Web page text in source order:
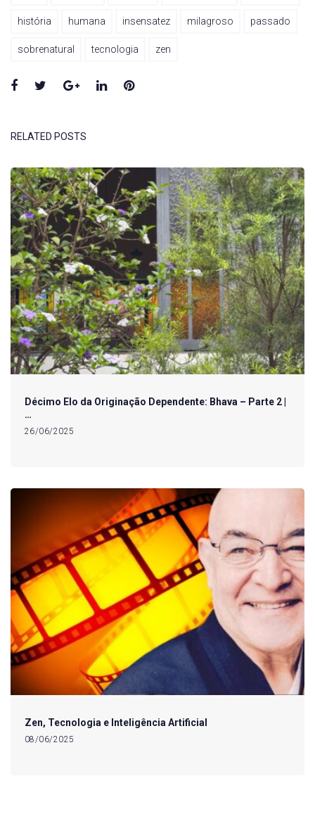
história humana insensatez milagroso passado
sobrenatural tecnologia zen
Facebook
TwitterGoogle+LinkedInPinterest
RELATED POSTS
Décimo Elo da Originação Dependente: Bhava – Parte 2 |
…
26/06/2025
Zen, Tecnologia e Inteligência Artificial
08/06/2025